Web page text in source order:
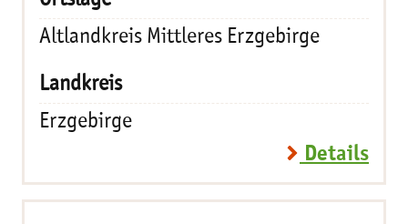
Altlandkreis Mittleres Erzgebirge
Erzgebirge
Details